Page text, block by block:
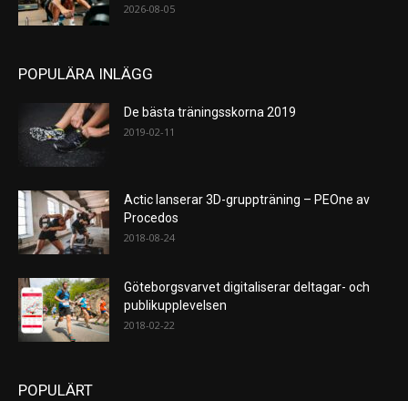
2026-08-05
POPULÄRA INLÄGG
De bästa träningsskorna 2019
2019-02-11
Actic lanserar 3D-gruppträning – PEOne av
Procedos
2018-08-24
Göteborgsvarvet digitaliserar deltagar- och
publikupplevelsen
2018-02-22
POPULÄRT